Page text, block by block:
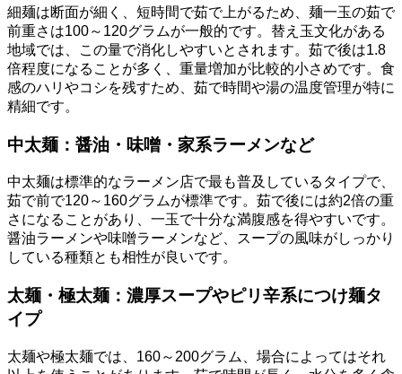
細麺は断面が細く、短時間で茹で上がるため、麺一玉の茹で
前重さは100～120グラムが一般的です。替え玉文化がある
地域では、この量で消化しやすいとされます。茹で後は1.8
倍程度になることが多く、重量増加が比較的小さめです。食
感のハリやコシを残すため、茹で時間や湯の温度管理が特に
精細です。
中太麺：醤油・味噌・家系ラーメンなど
中太麺は標準的なラーメン店で最も普及しているタイプで、
茹で前で120～160グラムが標準です。茹で後には約2倍の重
さになることがあり、一玉で十分な満腹感を得やすいです。
醤油ラーメンや味噌ラーメンなど、スープの風味がしっかり
している種類とも相性が良いです。
太麺・極太麺：濃厚スープやピリ辛系につけ麺タ
イプ
太麺や極太麺では、160～200グラム、場合によってはそれ